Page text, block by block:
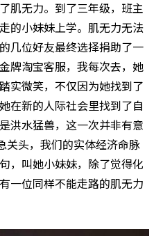
肌无力。到了三年级，班主
的小妹妹上学。肌无力无法
几位好友最终选择捐助了一
牌淘宝客服，我每次去，她
实微笑，不仅因为她找到了
在新的人际社会里找到了自
洪水猛兽，这一次并非有意
关头，我们的实体经济命脉
，叫她小妹妹，除了觉得化
一位同样不能走路的肌无力